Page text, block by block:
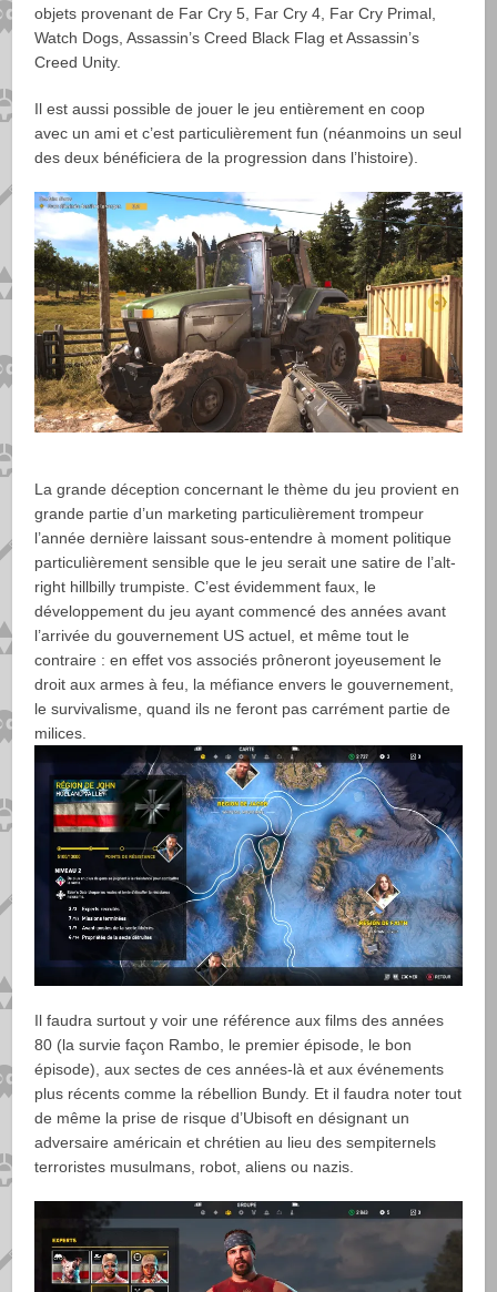
objets provenant de Far Cry 5, Far Cry 4, Far Cry Primal,
Watch Dogs, Assassin’s Creed Black Flag et Assassin’s
Creed Unity.
Il est aussi possible de jouer le jeu entièrement en coop
avec un ami et c’est particulièrement fun (néanmoins un seul
des deux bénéficiera de la progression dans l’histoire).
La grande déception concernant le thème du jeu provient en
grande partie d’un marketing particulièrement trompeur
l’année dernière laissant sous-entendre à moment politique
particulièrement sensible que le jeu serait une satire de l’alt-
right hillbilly trumpiste. C’est évidemment faux, le
développement du jeu ayant commencé des années avant
l’arrivée du gouvernement US actuel, et même tout le
contraire : en effet vos associés prôneront joyeusement le
droit aux armes à feu, la méfiance envers le gouvernement,
le survivalisme, quand ils ne feront pas carrément partie de
milices.
Il faudra surtout y voir une référence aux films des années
80 (la survie façon Rambo, le premier épisode, le bon
épisode), aux sectes de ces années-là et aux événements
plus récents comme la rébellion Bundy. Et il faudra noter tout
de même la prise de risque d’Ubisoft en désignant un
adversaire américain et chrétien au lieu des sempiternels
terroristes musulmans, robot, aliens ou nazis.